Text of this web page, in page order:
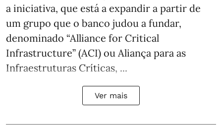
a iniciativa, que está a expandir a partir de
um grupo que o banco judou a fundar,
denominado “Alliance for Critical
Infrastructure” (ACI) ou Aliança para as
Infraestruturas Críticas, ...
Ver mais